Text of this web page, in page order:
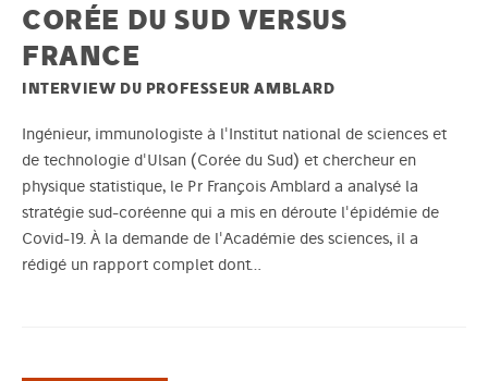
CORÉE DU SUD VERSUS
FRANCE
INTERVIEW DU PROFESSEUR AMBLARD
Ingénieur, immunologiste à l'Institut national de sciences et
de technologie d'Ulsan (Corée du Sud) et chercheur en
physique statistique, le Pr François Amblard a analysé la
stratégie sud-coréenne qui a mis en déroute l'épidémie de
Covid-19. À la demande de l'Académie des sciences, il a
rédigé un rapport complet dont…